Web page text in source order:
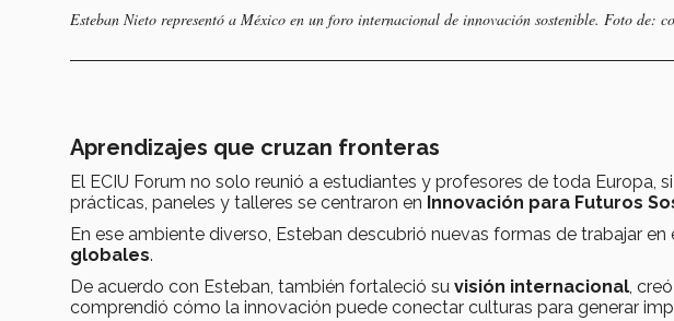
Esteban Nieto representó a México en un foro internacional de innovación sostenible. Foto de:
Aprendizajes que cruzan fronteras
El ECIU Forum no solo reunió a estudiantes y profesores de toda Europa,
prácticas, paneles y talleres se centraron en Innovación para Futuros
En ese ambiente diverso, Esteban descubrió nuevas formas de trabajar en
globales.
De acuerdo con Esteban, también fortaleció su visión internacional ,
comprendió cómo la innovación puede conectar culturas para generar